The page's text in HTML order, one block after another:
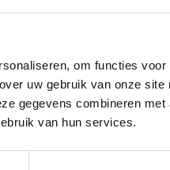
om functies
uw gebruik van onze
gegevens combineren
van hun services.
standaard